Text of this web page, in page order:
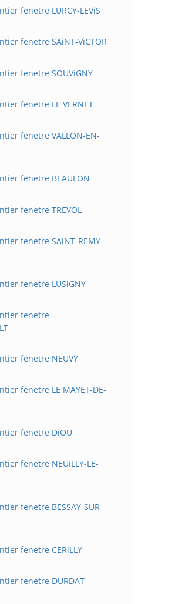
fenetre LURCY-LEViS
fenetre SAiNT-ViCTOR
fenetre SOUViGNY
fenetre LE VERNET
fenetre VALLON-EN-
fenetre BEAULON
fenetre TREVOL
fenetre SAiNT-REMY-
fenetre LUSiGNY
fenetre
fenetre NEUVY
fenetre LE MAYET-DE-
fenetre DiOU
fenetre NEUiLLY-LE-
fenetre BESSAY-SUR-
fenetre CERiLLY
fenetre DURDAT-